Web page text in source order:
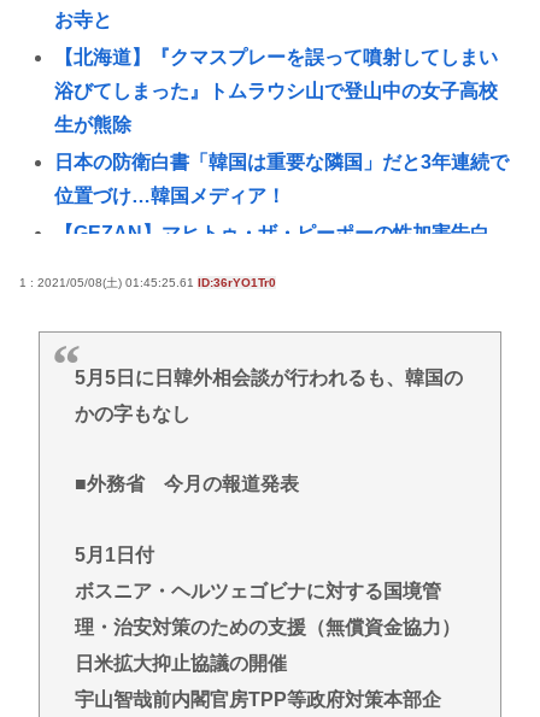
お寺と
【北海道】『クマスプレーを誤って噴射してしまい
浴びてしまった』トムラウシ山で登山中の女子高校
生が熊除
日本の防衛白書「韓国は重要な隣国」だと3年連続で
位置づけ…韓国メディア！
【GEZAN】マヒトゥ・ザ・ピーポーの性加害告白…
に実質敗北な理由、分からない
AI活用すればするほど残業が増える現実
【悲報】山里亮太さん、一般人のツイートに反撃開
ゼレンスキー大統領、対日外交に不満か…大使らへ
【画像】椎名林檎（38）「チュートリアル徳井と対
談か…ちょっとセクシーな服着ていくか」
【Pickup05154359】
【動画あり】女性のみの冒険者パーティ、バルンブ
ルンすぎてすぐ男に狙われそう
1 : 2021/05/08(土) 01:45:25.61 ID:36rYO1Tr0
5月5日に日韓外相会談が行われるも、韓国の
かの字もなし
■外務省 今月の報道発表
5月1日付
ボスニア・ヘルツェゴビナに対する国境管
理・治安対策のための支援（無償資金協力）
日米拡大抑止協議の開催
宇山智哉前内閣官房TPP等政府対策本部企